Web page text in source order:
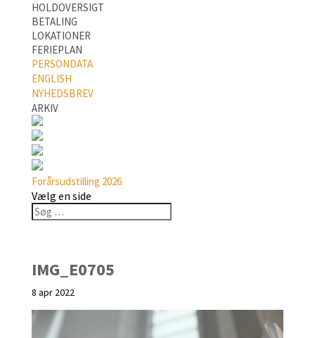
HOLDOVERSIGT
BETALING
LOKATIONER
FERIEPLAN
PERSONDATA
ENGLISH
NYHEDSBREV
ARKIV
Forårsudstilling 2026
Vælg en side
IMG_E0705
8 apr 2022